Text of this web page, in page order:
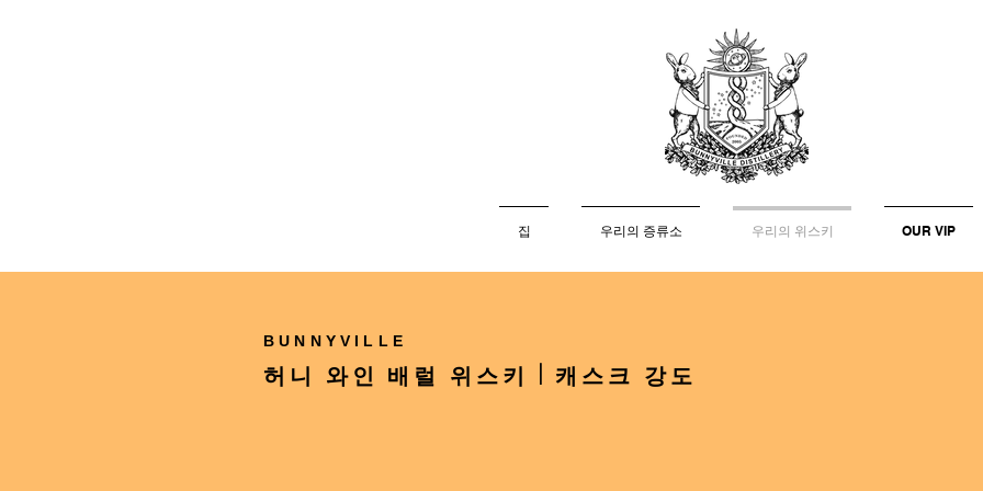
집 우리의 증류소 우리의 위스키 OUR VIP
BUNNYVILLE
허니 와인 배럴 위스키 | 캐스크 강도